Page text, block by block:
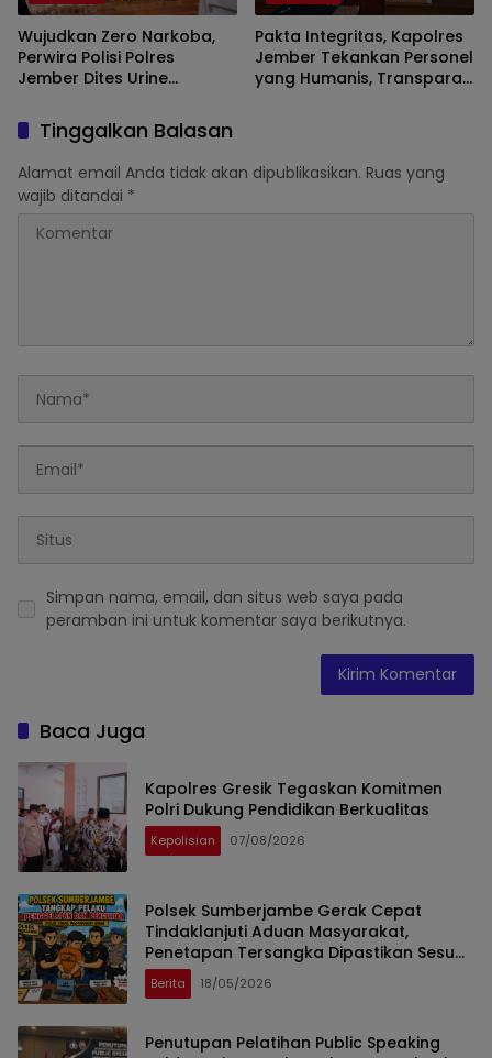
Wujudkan Zero Narkoba,
Perwira Polisi Polres
Jember Dites Urine
Pakta Integritas, Kapolres
Jember Tekankan Personel
yang Humanis, Transparan
Tinggalkan Balasan
Alamat email Anda tidak akan dipublikasikan. Ruas yang
wajib ditandai *
Simpan nama, email, dan situs web saya pada
peramban ini untuk komentar saya berikutnya.
Baca Juga
Kapolres Gresik Tegaskan Komitmen
Polri Dukung Pendidikan Berkualitas
Kepolisian 07/08/2026
Polsek Sumberjambe Gerak Cepat
Tindaklanjuti Aduan Masyarakat,
Penetapan Tersangka Dipastikan Sesuai
Prosedur
Berita 18/05/2026
Penutupan Pelatihan Public Speaking